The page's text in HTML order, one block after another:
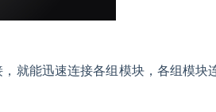
就能迅速连接各组模块，各组模块